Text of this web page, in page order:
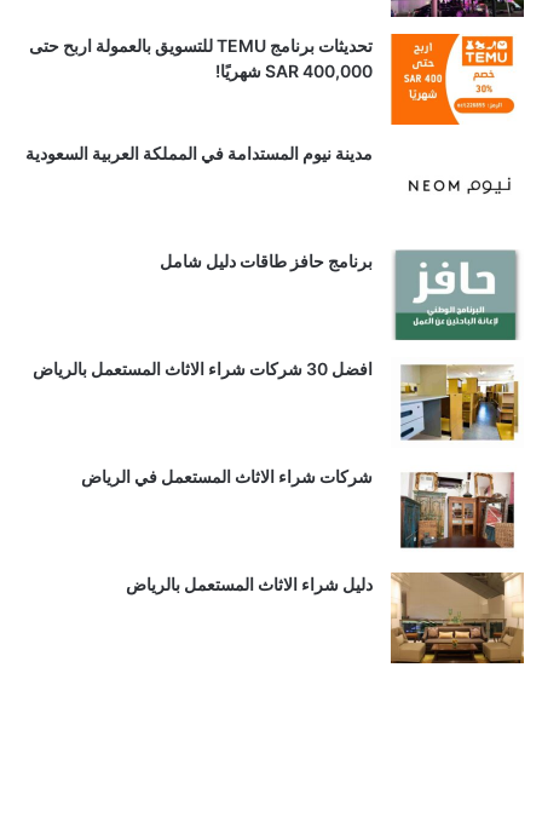
تحديثات برنامج TEMU للتسويق بالعمولة اربح حتى
SAR 400,000 شهريًا!
مدينة نيوم المستدامة في المملكة العربية السعودية
برنامج حافز طاقات دليل شامل
افضل 30 شركات شراء الاثاث المستعمل بالرياض
شركات شراء الاثاث المستعمل في الرياض
دليل شراء الاثاث المستعمل بالرياض